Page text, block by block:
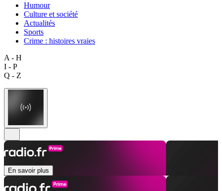
Humour
Culture et société
Actualités
Sports
Crime : histoires vraies
A - H
I - P
Q - Z
En savoir plus